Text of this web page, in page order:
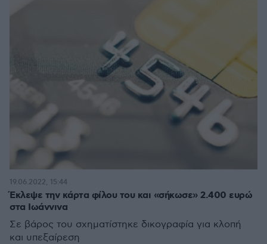
Έκλεψε την κάρτα φίλου του και «σήκωσε» 2.400 ευρώ
στα Ιωάννινα
Σε βάρος του σχηματίστηκε δικογραφία για κλοπή
και υπεξαίρεση
19.06.2022, 15:44